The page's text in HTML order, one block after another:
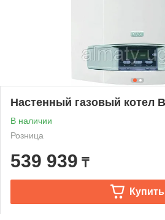
Настенный газовый котел
В наличии
Розница
539 939 ₸
Купить